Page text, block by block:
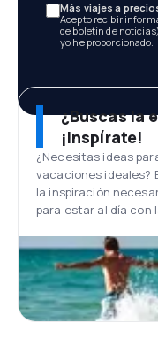
Más viajes a
Acepto recibir
de boletín de
yo he proporcionado.
¿Buscas la
¡Inspírate!
¿Necesitas ideas
vacaciones ideales?
la inspiración
para estar al día con